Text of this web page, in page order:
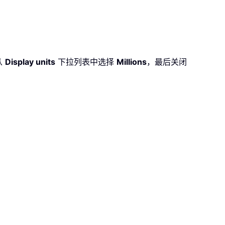
Display units 下拉列表中选择 Millions，最后关闭